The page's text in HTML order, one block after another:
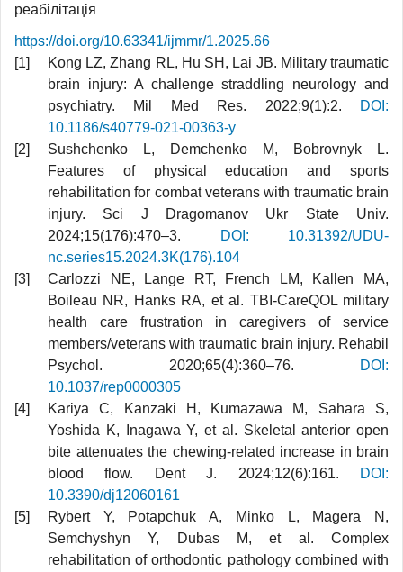
реабілітація
https://doi.org/10.63341/ijmmr/1.2025.66
Kong LZ, Zhang RL, Hu SH, Lai JB. Military traumatic
brain injury: A challenge straddling neurology and
psychiatry. Mil Med Res. 2022;9(1):2.
DOI:
10.1186/s40779-021-00363-y
Sushchenko L, Demchenko M, Bobrovnyk L.
Features of physical education and sports
rehabilitation for combat veterans with traumatic brain
injury. Sci J Dragomanov Ukr State Univ.
2024;15(176):470–3.
DOI: 10.31392/UDU-
nc.series15.2024.3K(176).104
Carlozzi NE, Lange RT, French LM, Kallen MA,
Boileau NR, Hanks RA, et al. TBI-CareQOL military
health care frustration in caregivers of service
members/veterans with traumatic brain injury. Rehabil
Psychol. 2020;65(4):360–76.
DOI:
10.1037/rep0000305
Kariya C, Kanzaki H, Kumazawa M, Sahara S,
Yoshida K, Inagawa Y, et al. Skeletal anterior open
bite attenuates the chewing-related increase in brain
blood flow. Dent J. 2024;12(6):161.
DOI:
10.3390/dj12060161
Rybert Y, Potapchuk A, Minko L, Magera N,
Semchyshyn Y, Dubas M, et al. Complex
rehabilitation of orthodontic pathology combined with